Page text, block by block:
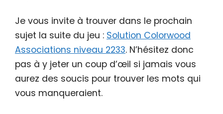
Je vous invite à trouver dans le prochain
sujet la suite du jeu : Solution Colorwood
Associations niveau 2233. N’hésitez donc
pas à y jeter un coup d’œil si jamais vous
aurez des soucis pour trouver les mots qui
vous manqueraient.